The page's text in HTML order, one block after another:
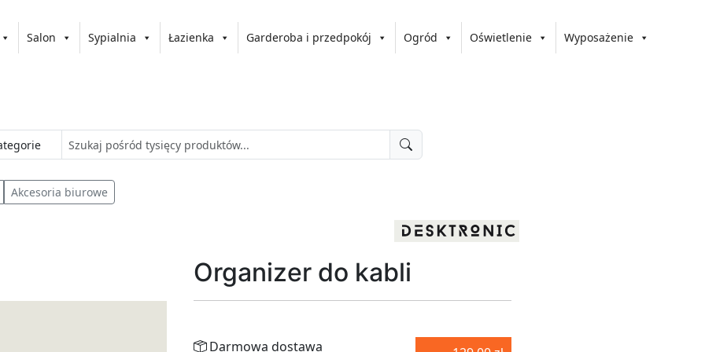
Salon Sypialnia Łazienka Garderoba i przedpokój Ogród Oświetlenie Wyposażenie
Akcesoria biurowe
Organizer do kabli
Darmowa dostawa